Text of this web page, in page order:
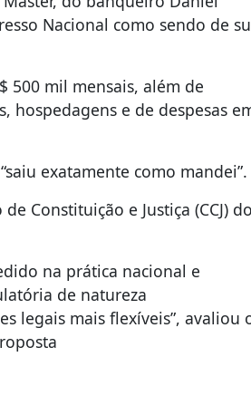
Nacional como sendo de
500 mil mensais, além de
hospedagens e de despesas
exatamente como mandei”.
Constituição e Justiça (CCJ) do
na prática nacional e
de natureza
legais mais flexíveis”, avaliou